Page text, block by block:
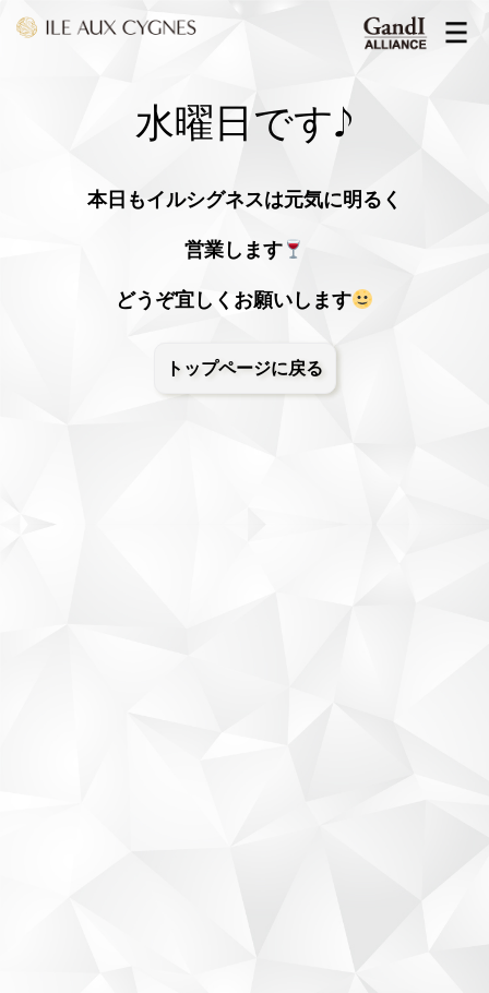
水曜日です♪
本日もイルシグネスは元気に明るく
営業します
どうぞ宜しくお願いします
トップページに戻る